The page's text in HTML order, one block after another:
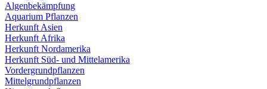
Algenbekämpfung
Aquarium Pflanzen
Herkunft Asien
Herkunft Afrika
Herkunft Nordamerika
Herkunft Süd- und Mittelamerika
Vordergrundpflanzen
Mittelgrundpflanzen